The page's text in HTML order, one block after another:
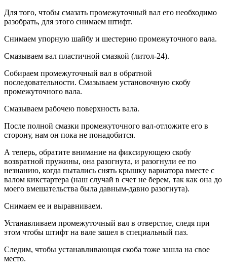
Для того, чтобы смазать промежуточный вал его необходимо
разобрать, для этого снимаем штифт.
Снимаем упорную шайбу и шестерню промежуточного вала.
Смазываем вал пластичной смазкой (литол-24).
Собираем промежуточный вал в обратной
последовательности. Смазываем установочную скобу
промежуточного вала.
Смазываем рабочею поверхность вала.
После полной смазки промежуточного вал-отложите его в
сторону, нам он пока не понадобится.
А теперь, обратите внимание на фиксирующею скобу
возвратной пружины, она разогнута, и разогнули ее по
незнанию, когда пытались снять крышку вариатора вместе с
валом кикстартера (наш случай в счет не берем, так как она до
моего вмешательства была давным-давно разогнута).
Снимаем ее и выравниваем.
Устанавливаем промежуточный вал в отверстие, следя при
этом чтобы штифт на вале зашел в специальный паз.
Следим, чтобы устанавливающая скоба тоже зашла на свое
место.